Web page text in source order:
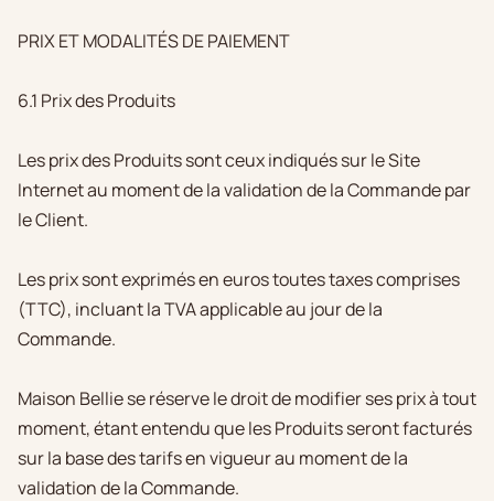
PRIX ET MODALITÉS DE PAIEMENT
6.1 Prix des Produits
Les prix des Produits sont ceux indiqués sur le Site
Internet au moment de la validation de la Commande par
le Client.
Les prix sont exprimés en euros toutes taxes comprises
(TTC), incluant la TVA applicable au jour de la
Commande.
Maison Bellie se réserve le droit de modifier ses prix à tout
moment, étant entendu que les Produits seront facturés
sur la base des tarifs en vigueur au moment de la
validation de la Commande.